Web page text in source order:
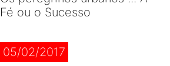
Fé ou o Sucesso
05/02/2017